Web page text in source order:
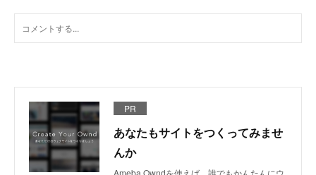
PR
あなたもサイトをつくってみませ
んか
Ameba Owndを使えば、誰でもかんたんにウ